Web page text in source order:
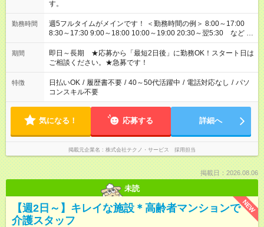
す。
勤務時間
週5フルタイムがメインです！ ＜勤務時間の例＞ 8:00～17:00
8:30～17:30 9:00～18:00 10:00～19:00 20:30～翌5:30 など ★
その他にも勤務時間多数！ 日勤のみ、残業なし、交替制など
ご希望を教えてください！
期間
即日～長期 ★応募から「最短2日後」に勤務OK！スタート日は
ご相談ください。★急募です！
特徴 日払いOK / 履歴書不要 / 40～50代活躍中 / 電話対応なし / パソ
コンスキル不要
気になる！ 応募する 詳細へ
掲載元企業名 株式会社テクノ・サービス 採用担当
掲載日：2026.08.06
未読
NEW
【週2日～】キレイな施設＊高齢者マンションで
介護スタッフ